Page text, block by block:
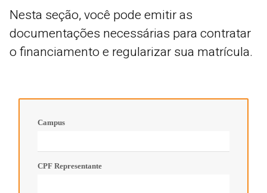
Nesta seção, você pode emitir as
documentações necessárias para contratar
o financiamento e regularizar sua matrícula.